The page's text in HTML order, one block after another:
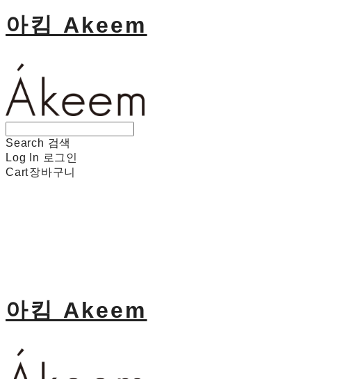
아킴 Akeem
Search 검색
Log In 로그인
Cart장바구니
아킴 Akeem